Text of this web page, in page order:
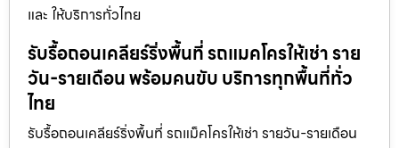
และ ให้บริการทั่วไทย
รับรื้อถอนเคลียร์ริ่งพื้นที่ รถแมคโครให้เช่า ราย
วัน-รายเดือน พร้อมคนขับ บริการทุกพื้นที่ทั่ว
ไทย
รับรื้อถอนเคลียร์ริ่งพื้นที่ รถแม็คโครให้เช่า รายวัน-รายเดือน